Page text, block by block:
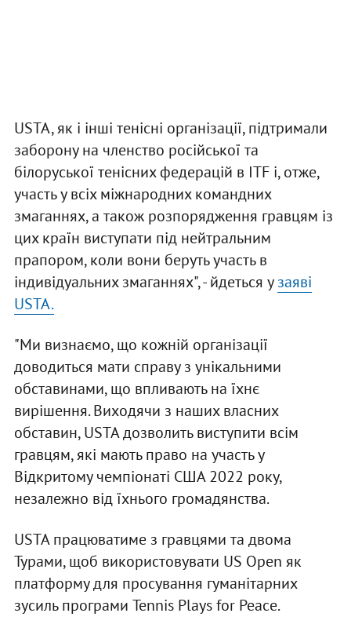
USTA, як і інші тенісні організації, підтримали
заборону на членство російської та
білоруської тенісних федерацій в ITF і, отже,
участь у всіх міжнародних командних
змаганнях, а також розпорядження гравцям із
цих країн виступати під нейтральним
прапором, коли вони беруть участь в
індивідуальних змаганнях", - йдеться узаяві
USTA.
"Ми визнаємо, що кожній організації
доводиться мати справу з унікальними
обставинами, що впливають на їхнє
вирішення. Виходячи з наших власних
обставин, USTA дозволить виступити всім
гравцям, які мають право на участь у
Відкритому чемпіонаті США 2022 року,
незалежно від їхнього громадянства.
USTA працюватиме з гравцями та двома
Турами, щоб використовувати US Open як
платформу для просування гуманітарних
зусиль програми Tennis Plays for Peace.